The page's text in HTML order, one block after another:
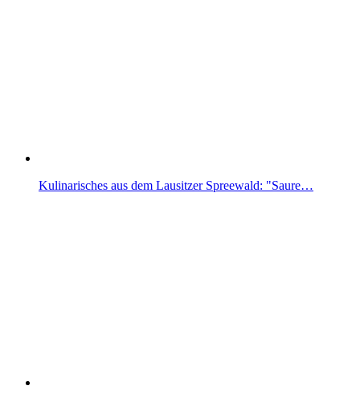
Kulinarisches aus dem Lausitzer Spreewald: "Saure…